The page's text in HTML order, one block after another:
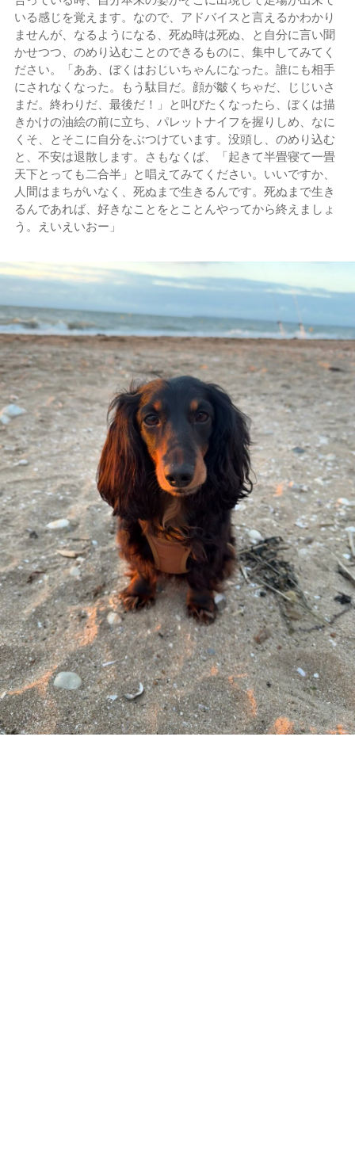
いる感じを覚えます。なので、アドバイスと言えるかわかり
ませんが、なるようになる、死ぬ時は死ぬ、と自分に言い聞
かせつつ、のめり込むことのできるものに、集中してみてく
ださい。「ああ、ぼくはおじいちゃんになった。誰にも相手
にされなくなった。もう駄目だ。顔が皺くちゃだ、じじいさ
まだ。終わりだ、最後だ！」と叫びたくなったら、ぼくは描
きかけの油絵の前に立ち、パレットナイフを握りしめ、なに
くそ、とそこに自分をぶつけています。没頭し、のめり込む
と、不安は退散します。さもなくば、「起きて半畳寝て一畳
天下とっても二合半」と唱えてみてください。いいですか、
人間はまちがいなく、死ぬまで生きるんです。死ぬまで生き
るんであれば、好きなことをとことんやってから終えましょ
う。えいえいおー」